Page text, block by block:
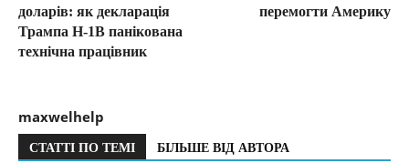
доларів: як декларація
Трампа H-1B панікована
технічна працівник
перемогти Америку
maxwelhelp
СТАТТІ ПО ТЕМІ БІЛЬШЕ ВІД АВТОРА